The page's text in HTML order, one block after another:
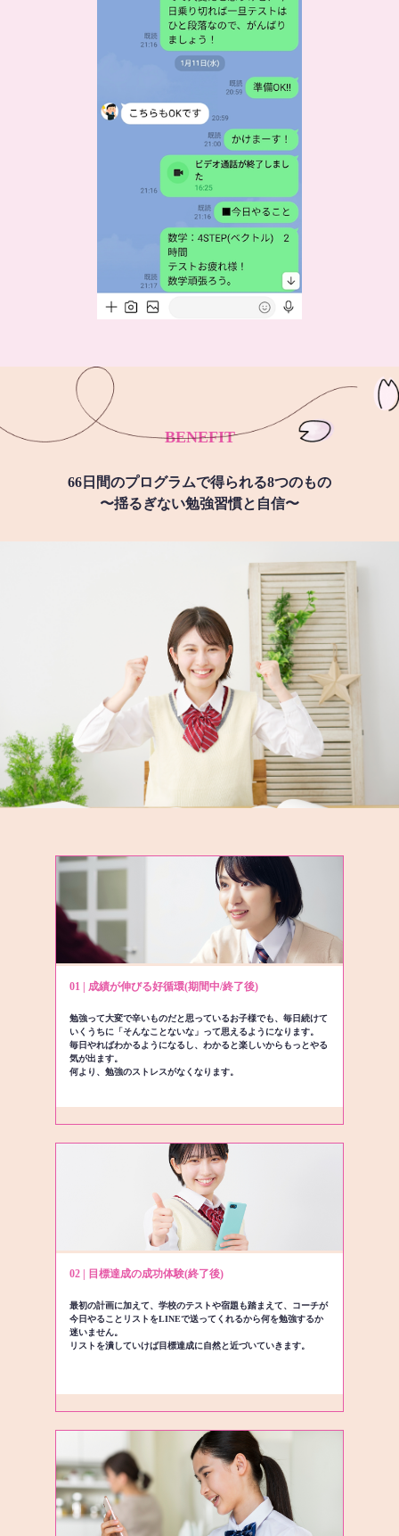
BENEFIT
66日間のプログラムで得られる8つのもの
〜揺るぎない勉強習慣と自信〜
01 | 成績が伸びる好循環(期間中/終了後)
勉強って大変で辛いものだと思っているお子様でも、毎日続けて
いくうちに「そんなことないな」って思えるようになります。
毎日やればわかるようになるし、わかると楽しいからもっとやる
気が出ます。
何より、勉強のストレスがなくなります。
02 | 目標達成の成功体験(終了後)
最初の計画に加えて、学校のテストや宿題も踏まえて、コーチが
今日やることリストをLINEで送ってくれるから何を勉強するか
迷いません。
リストを潰していけば目標達成に自然と近づいていきます。